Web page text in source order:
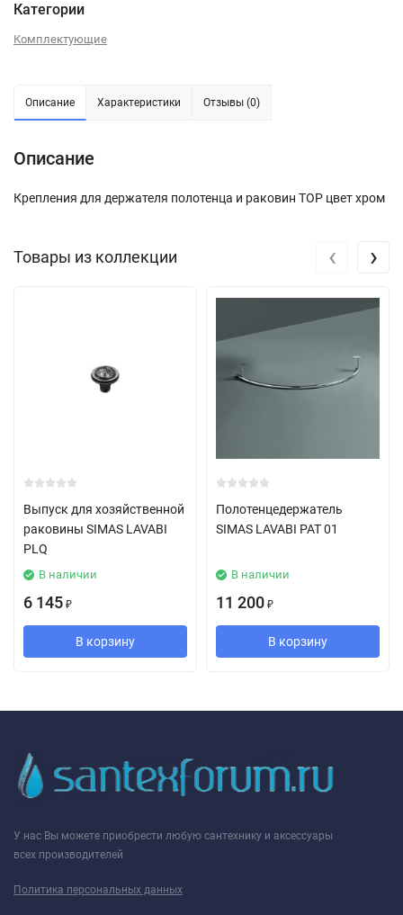
Категории
Комплектующие
Описание Характеристики Отзывы (0)
Описание
Крепления для держателя полотенца и раковин TOP цвет хром
Товары из коллекции
Выпуск для хозяйственной
раковины SIMAS LAVABI
PLQ
В наличии
6 145 ₽
В корзину
Полотенцедержатель
SIMAS LAVABI PAT 01
В наличии
11 200 ₽
В корзину
‹ ›
У нас Вы можете приобрести любую сантехнику и аксессуары
всех производителей
Политика персональных данных